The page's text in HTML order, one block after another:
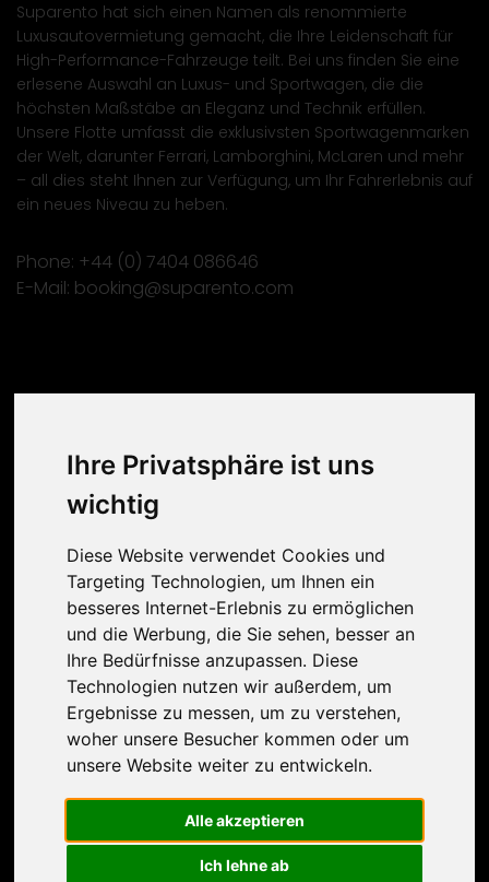
Ihre Privatsphäre ist uns
wichtig
Diese Website verwendet Cookies und
Targeting Technologien, um Ihnen ein
besseres Internet-Erlebnis zu ermöglichen
und die Werbung, die Sie sehen, besser an
Ihre Bedürfnisse anzupassen. Diese
Technologien nutzen wir außerdem, um
Ergebnisse zu messen, um zu verstehen,
woher unsere Besucher kommen oder um
unsere Website weiter zu entwickeln.
Alle akzeptieren
Ich lehne ab
Suparento hat sich einen Namen als renommierte
Luxusautovermietung gemacht, die Ihre Leidenschaft für
High-Performance-Fahrzeuge teilt. Bei uns finden Sie eine
erlesene Auswahl an Luxus- und Sportwagen, die die
höchsten Maßstäbe an Eleganz und Technik erfüllen.
Unsere Flotte umfasst die exklusivsten Sportwagenmarken
der Welt, darunter Ferrari, Lamborghini, McLaren und mehr
– all dies steht Ihnen zur Verfügung, um Ihr Fahrerlebnis auf
ein neues Niveau zu heben.
Phone: +44 (0) 7404 086646
E-Mail: booking@suparento.com
Haben Sie Fragen oder besondere Wünsche?
Lassen Sie es uns wissen und kontaktieren Sie